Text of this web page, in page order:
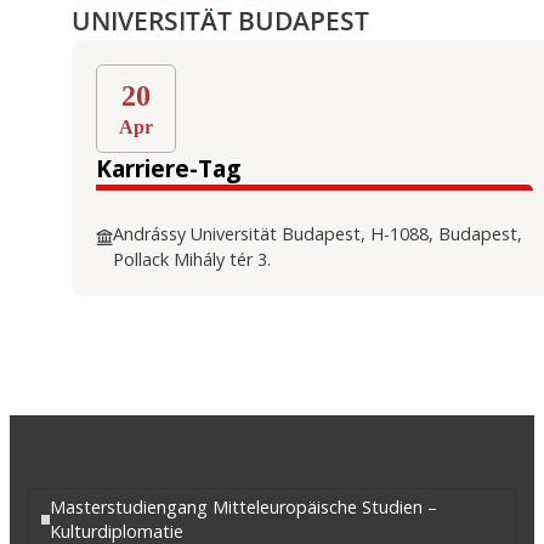
UNIVERSITÄT BUDAPEST
20
Apr
Karriere-Tag
Andrássy Universität Budapest, H-1088, Budapest,
Pollack Mihály tér 3.
Masterstudiengang Mitteleuropäische Studien –
Kulturdiplomatie